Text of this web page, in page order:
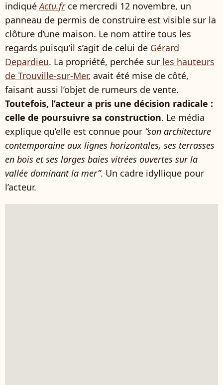
indiquéActu.frce mercredi 12 novembre, un
panneau de permis de construire est visible sur la
clôture d’une maison. Le nom attire tous les
regards puisqu’il s’agit de celui de Gérard
Depardieu. La propriété, perchée sur les hauteurs
de Trouville-sur-Mer, avait été mise de côté,
faisant aussi l’objet de rumeurs de vente.
Toutefois, l’acteur a pris une décision radicale :
celle de poursuivre sa construction. Le média
explique qu’elle est connue pour “son architecture
contemporaine aux lignes horizontales, ses terrasses
en bois et ses larges baies vitrées ouvertes sur la
vallée dominant la mer”. Un cadre idyllique pour
l’acteur.